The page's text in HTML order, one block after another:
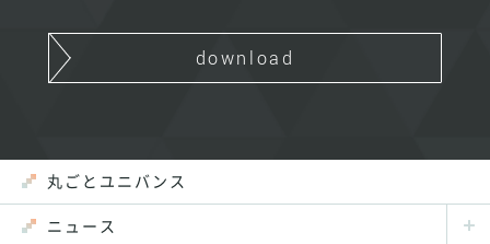
download
丸ごとユニバンス
ニュース